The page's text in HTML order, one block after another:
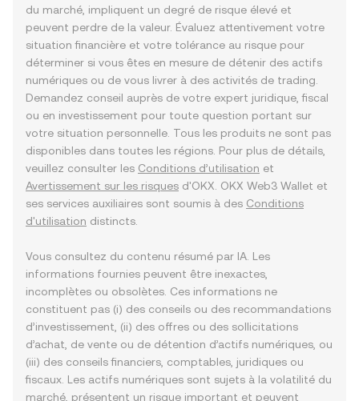
du marché, impliquent un degré de risque élevé et
peuvent perdre de la valeur. Évaluez attentivement votre
situation financière et votre tolérance au risque pour
déterminer si vous êtes en mesure de détenir des actifs
numériques ou de vous livrer à des activités de trading.
Demandez conseil auprès de votre expert juridique, fiscal
ou en investissement pour toute question portant sur
votre situation personnelle. Tous les produits ne sont pas
disponibles dans toutes les régions. Pour plus de détails,
veuillez consulter les Conditions d’utilisation et
Avertissement sur les risques d'OKX. OKX Web3 Wallet et
ses services auxiliaires sont soumis à des Conditions
d'utilisation distincts.
Vous consultez du contenu résumé par IA. Les
informations fournies peuvent être inexactes,
incomplètes ou obsolètes. Ces informations ne
constituent pas (i) des conseils ou des recommandations
d’investissement, (ii) des offres ou des sollicitations
d’achat, de vente ou de détention d’actifs numériques, ou
(iii) des conseils financiers, comptables, juridiques ou
fiscaux. Les actifs numériques sont sujets à la volatilité du
marché, présentent un risque important et peuvent